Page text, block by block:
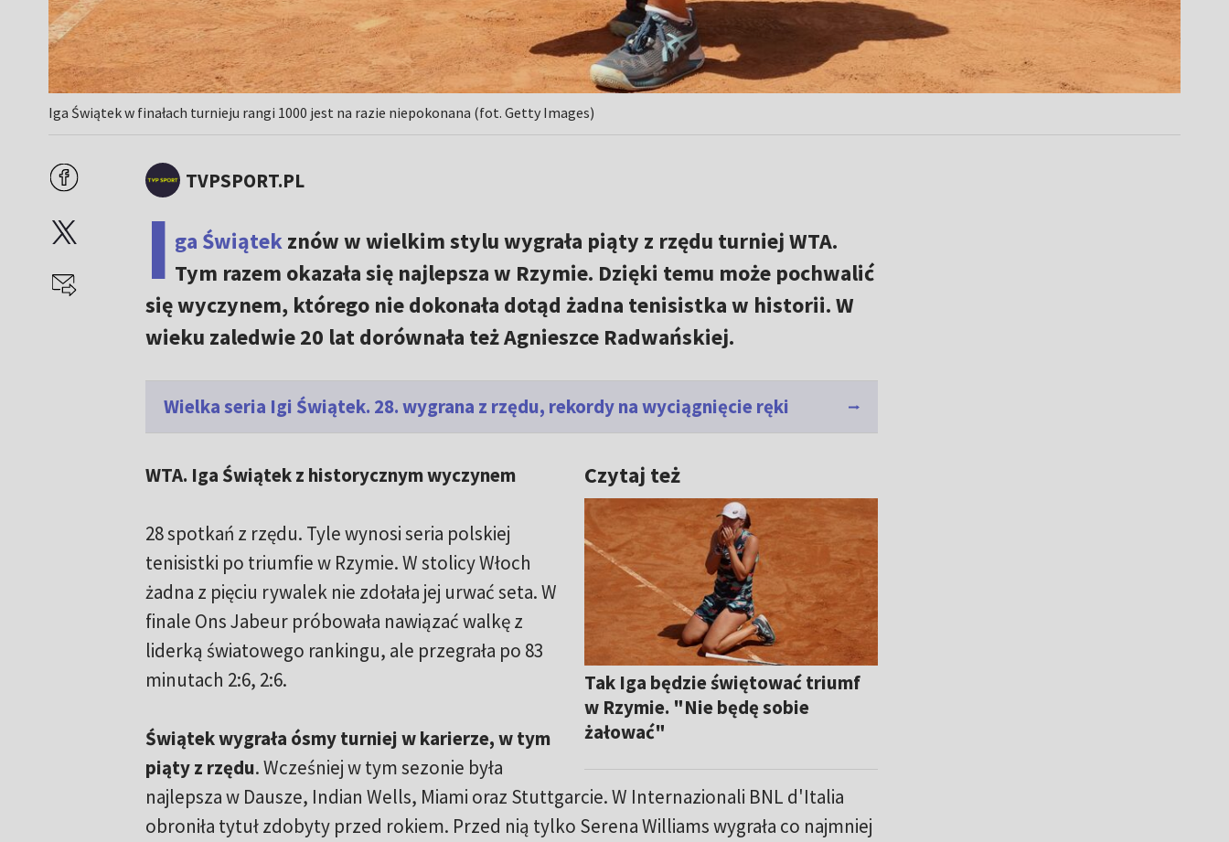
Iga Świątek w finałach turnieju rangi 1000 jest na razie niepokonana (fot. Getty Images)
TVPSPORT.PL
I ga Świątekznów w wielkim stylu wygrała piąty z rzędu turniej WTA.
Tym razem okazała się najlepsza w Rzymie. Dzięki temu może pochwalić
się wyczynem, którego nie dokonała dotąd żadna tenisistka w historii. W
wieku zaledwie 20 lat dorównała też Agnieszce Radwańskiej.
Wielka seria Igi Świątek. 28. wygrana z rzędu, rekordy na wyciągnięcie ręki
Czytaj też
Tak Iga będzie świętować triumf
w Rzymie. "Nie będę sobie
żałować"
WTA. Iga Świątek z historycznym wyczynem
28 spotkań z rzędu. Tyle wynosi seria polskiej
tenisistki po triumfie w Rzymie. W stolicy Włoch
żadna z pięciu rywalek nie zdołała jej urwać seta. W
finale Ons Jabeur próbowała nawiązać walkę z
liderką światowego rankingu, ale przegrała po 83
minutach 2:6, 2:6.
Świątek wygrała ósmy turniej w karierze, w tym
piąty z rzędu. Wcześniej w tym sezonie była
najlepsza w Dausze, Indian Wells, Miami oraz Stuttgarcie. W Internazionali BNL d'Italia
obroniła tytuł zdobyty przed rokiem. Przed nią tylko Serena Williams wygrała co najmniej